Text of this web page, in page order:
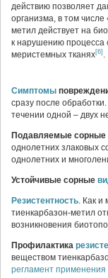
действию позволяет
организма, в том
метил действует на
к нарушению процесса
меристемных тканях[6] .
Симптомы
сразу после
течении одной – двух
Подавляемые сорные
однолетних злаковых
однолетних и
Устойчивые сорные
Резистентность. Как и
тиенкарбазон-метил
возникновения
Профилактика
веществом
регламент применения